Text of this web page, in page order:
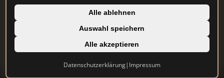
Alle ablehnen
Auswahl speichern
Alle akzeptieren
Datenschutzerklärung| Impressum
Immobilien Scout GmbH
immobilienscout24.de
AVIV Germany GmbH